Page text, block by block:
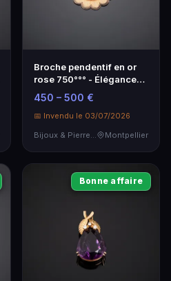
Broche pendentif en or
rose 750°°° - Élégance
intemporelle
450 – 500 €
📅 Invendu le 03/07/2026
Bijoux & Pierres Précieuses
Montpellier
Bonne affaire